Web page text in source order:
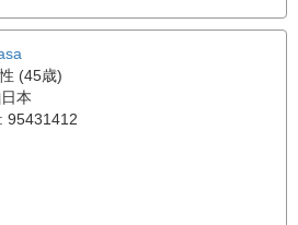
(45歳)
日本
95431412